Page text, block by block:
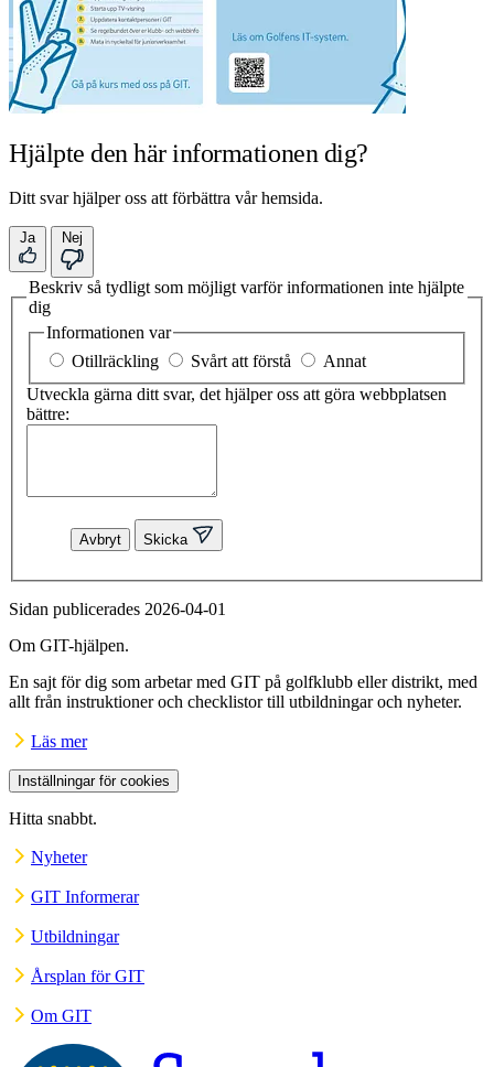
Hjälpte den här informationen dig?
Ditt svar hjälper oss att förbättra vår hemsida.
Ja Nej
Beskriv så tydligt som möjligt varför informationen inte hjälpte
dig
Informationen var
Otillräckling
Svårt att förstå
Annat
Utveckla gärna ditt svar, det hjälper oss att göra webbplatsen
bättre:
Avbryt Skicka
Sidan publicerades 2026-04-01
Om GIT-hjälpen.
En sajt för dig som arbetar med GIT på golfklubb eller distrikt, med
allt från instruktioner och checklistor till utbildningar och nyheter.
Läs mer
Inställningar för cookies
Hitta snabbt.
Nyheter
GIT Informerar
Utbildningar
Årsplan för GIT
Om GIT